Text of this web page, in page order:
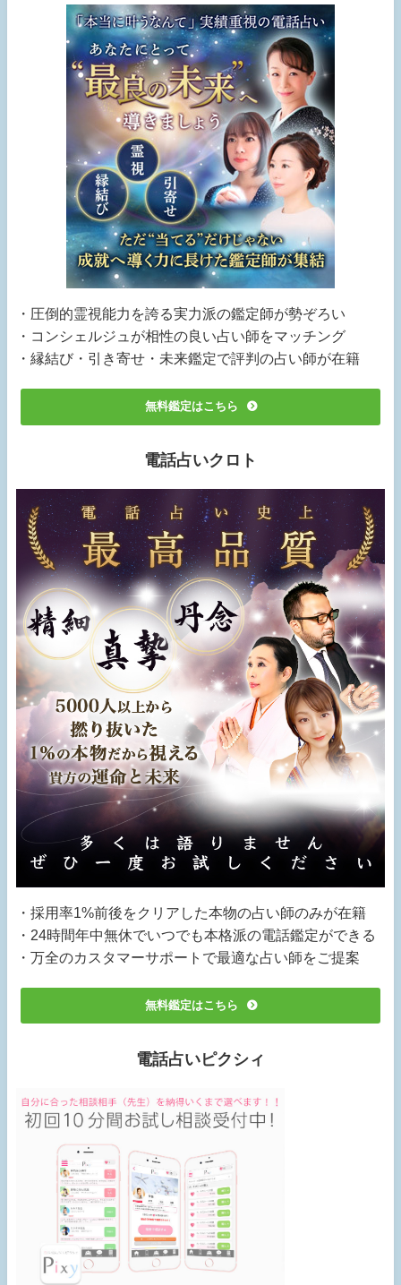
・圧倒的霊視能力を誇る実力派の鑑定師が勢ぞろい
・コンシェルジュが相性の良い占い師をマッチング
・縁結び・引き寄せ・未来鑑定で評判の占い師が在籍
無料鑑定はこちら
電話占いクロト
・採用率1%前後をクリアした本物の占い師のみが在籍
・24時間年中無休でいつでも本格派の電話鑑定ができる
・万全のカスタマーサポートで最適な占い師をご提案
無料鑑定はこちら
電話占いピクシィ